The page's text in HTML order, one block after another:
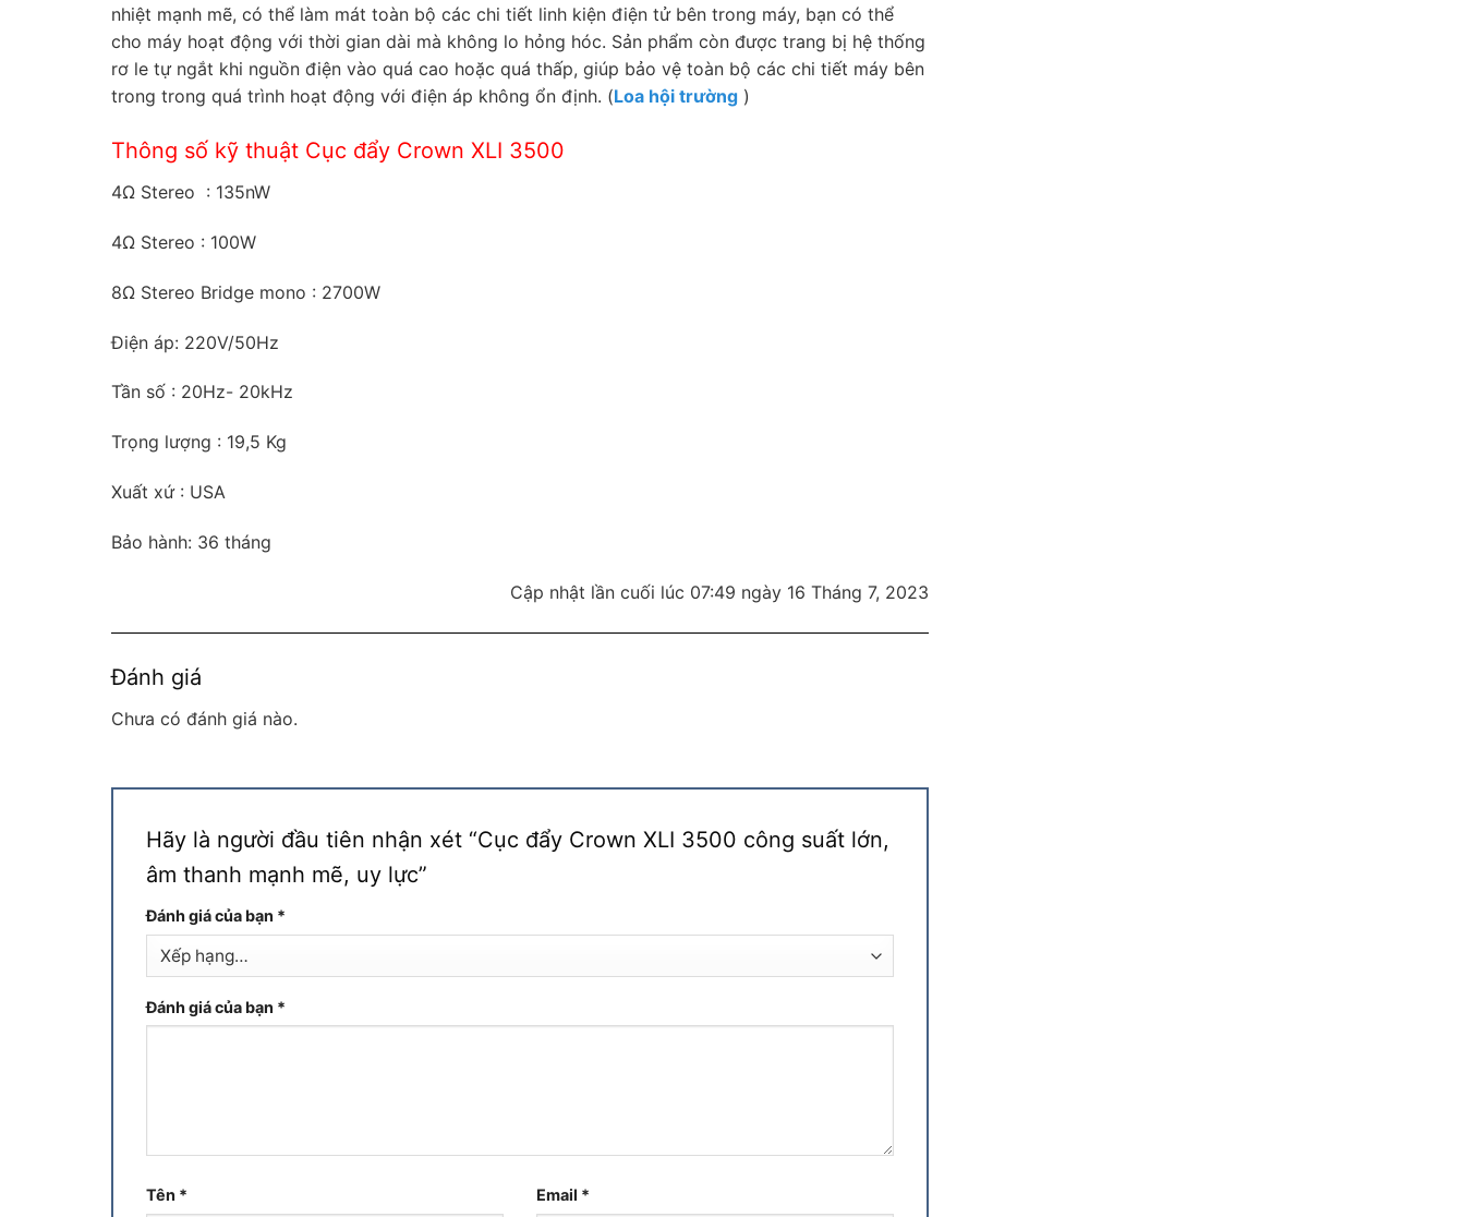
nhiệt mạnh mẽ, có thể làm mát toàn bộ các chi tiết linh kiện điện tử bên trong máy, bạn có thể
cho máy hoạt động với thời gian dài mà không lo hỏng hóc. Sản phẩm còn được trang bị hệ thống
rơ le tự ngắt khi nguồn điện vào quá cao hoặc quá thấp, giúp bảo vệ toàn bộ các chi tiết máy bên
trong trong quá trình hoạt động với điện áp không ổn định. (Loa hội trường )
Thông số kỹ thuật Cục đẩy Crown XLI 3500
4Ω Stereo : 135nW
4Ω Stereo : 100W
8Ω Stereo Bridge mono : 2700W
Điện áp: 220V/50Hz
Tần số : 20Hz- 20kHz
Trọng lượng : 19,5 Kg
Xuất xứ : USA
Bảo hành: 36 tháng
Cập nhật lần cuối lúc 07:49 ngày 16 Tháng 7, 2023
Đánh giá
Chưa có đánh giá nào.
Hãy là người đầu tiên nhận xét “Cục đẩy Crown XLI 3500 công suất lớn,
âm thanh mạnh mẽ, uy lực”
Đánh giá của bạn *
Đánh giá của bạn *
Tên * Email *